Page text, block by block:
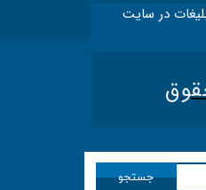
تحلیل اخبار حقوقی کشور
در سایت
جستجو